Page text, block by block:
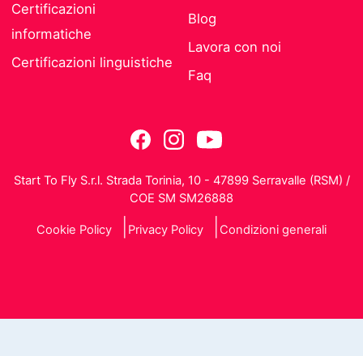
Certificazioni
informatiche
Certificazioni linguistiche
Blog
Lavora con noi
Faq
Start To Fly S.r.l. Strada Torinia, 10 - 47899 Serravalle (RSM) /
COE SM SM26888
Cookie Policy Privacy Policy Condizioni generali